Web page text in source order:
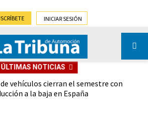
INICIAR SESIÓN
ÚLTIMAS NOTICIAS
vehículos cierran el semestre con
a la baja en España